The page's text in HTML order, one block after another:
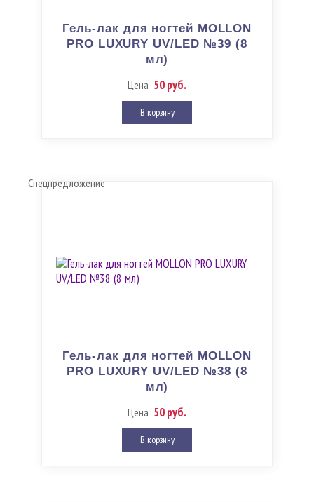
Гель-лак для ногтей MOLLON
PRO LUXURY UV/LED №39 (8
мл)
Цена 50 руб.
В корзину
Спецпредложение
Гель-лак для ногтей MOLLON
PRO LUXURY UV/LED №38 (8
мл)
Цена 50 руб.
В корзину